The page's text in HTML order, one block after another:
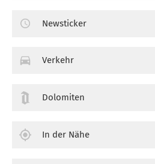
Newsticker
Verkehr
Dolomiten
In der Nähe